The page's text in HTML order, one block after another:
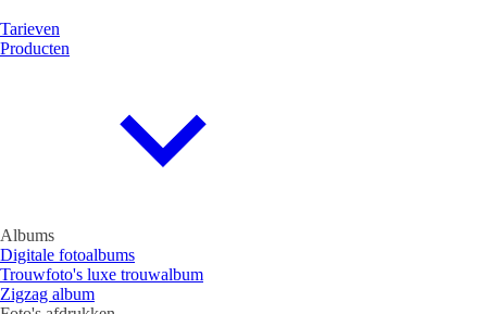
Tarieven
Producten
Albums
Digitale fotoalbums
Trouwfoto's luxe trouwalbum
Zigzag album